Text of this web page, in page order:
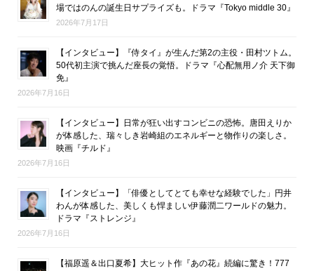
場ではのんの誕生日サプライズも。ドラマ『Tokyo middle 30』
2026年7月17日
【インタビュー】『侍タイ』が生んだ第2の主役・田村ツトム。
50代初主演で挑んだ座長の覚悟。ドラマ『心配無用ノ介 天下御
免』
2026年7月16日
【インタビュー】日常が狂い出すコンビニの恐怖。唐田えりか
が体感した、瑞々しき岩崎組のエネルギーと物作りの楽しさ。
映画『チルド』
2026年7月16日
【インタビュー】「俳優としてとても幸せな経験でした」円井
わんが体感した、美しくも悍ましい伊藤潤二ワールドの魅力。
ドラマ『ストレンジ』
2026年7月16日
【福原遥＆出口夏希】大ヒット作『あの花』続編に驚き！777